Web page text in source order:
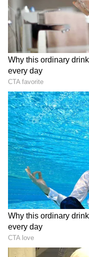
2
3
Image Credit :Our Own
నిపుణులు
ప్రపంచ వ్యాప్తంగా
ధరించడం వల్ల హెయిర్
చేయకుండా వాడటం
అవుతుందని, లేకపోతే